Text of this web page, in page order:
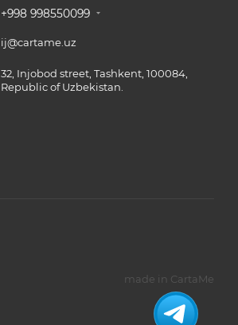
+998 998550099
ij@cartame.uz
32, Injobod street, Tashkent, 100084,
Republic of Uzbekistan.
made in CartaMe